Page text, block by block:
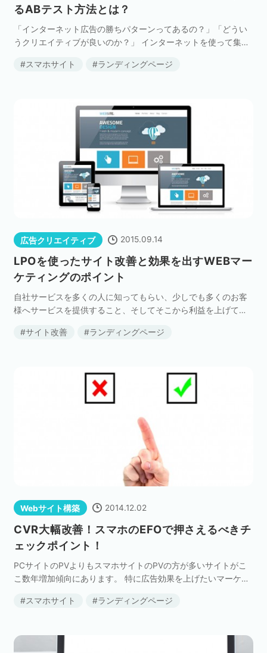
るABテスト方法とは？
「インターネット広告の勝ちパターンってあるの？」「どうい
うクリエイティブが良いのか？」 インターネットを使って集客
ことだと思います。 自社のWEBサイト、ランディン […]
スマホサイト ランディングページ
広告クリエイティブ 2015.09.14
LPOを使ったサイト改善と効果を出すWEBマー
ケティングのポイント
自社サービスを多くの人に知ってもらい、少しでも多くのお客
様へサービスを提供すること、そしてそこから利益を上げてい
っています。 WEB・リアルの店舗、どちらの世界で […]
サイト改善 ランディングページ
Webサイト構築 2014.12.02
CVR大幅改善！スマホのEFOで押さえるべきチ
ェックポイント！
PCサイトのPVよりもスマホサイトのPVの方が多いサイトがこ
こ数年増加傾向にあります。 特に広告効果を上げたいマーケテ
めに一生懸命テコ入れをしているのではないでしょ […]
スマホサイト ランディングページ